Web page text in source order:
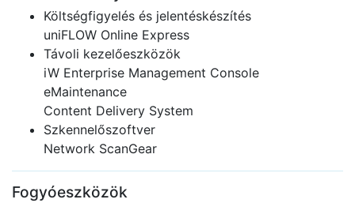
Költségfigyelés és jelentéskészítés
uniFLOW Online Express
Távoli kezelőeszközök
iW Enterprise Management Console
eMaintenance
Content Delivery System
Szkennelőszoftver
Network ScanGear
Fogyóeszközök